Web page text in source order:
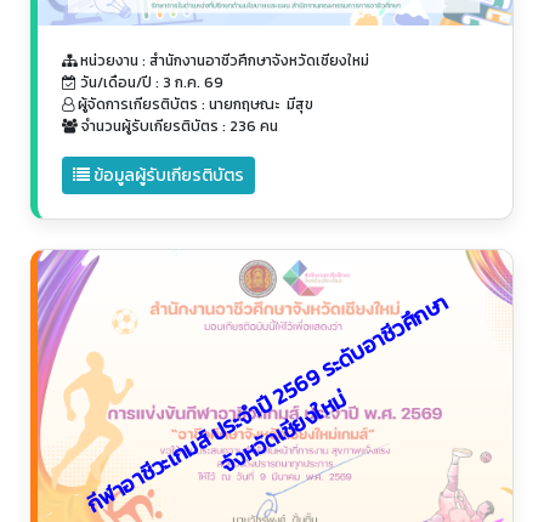
หน่วยงาน : สำนักงานอาชีวศึกษาจังหวัดเชียงใหม่
วัน/เดือน/ปี : 3 ก.ค. 69
ผู้จัดการเกียรติบัตร : นายกฤษณะ มีสุข
จำนวนผู้รับเกียรติบัตร : 236 คน
ข้อมูลผู้รับเกียรติบัตร
กี
ฬ
า
อ
า
ชี
ว
ะ
เ
ก
ม
ส์
ป
ร
ะ
จำ
ปี
2
5
6
9
ร
ะ
ดั
บ
อ
า
ชี
ว
ศึ
ก
ษ
า
จั
ง
ห
วั
ด
เ
ชี
ย
ง
ใ
ห
ม่